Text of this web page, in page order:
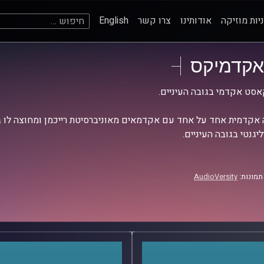
מוזיקה אודותינו צרו קשר English חיפוש:
אקדמיקס
אקדמי בגובה העיניים.
אקדמית אחד על אחד עם אקדמאים מאוניברסיטת רייכמן ומחוצה לו
בגובה העיניים.
AudioVersity